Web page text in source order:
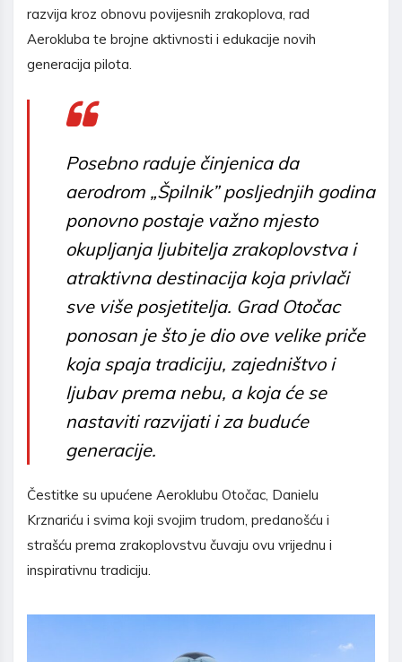
razvija kroz obnovu povijesnih zrakoplova, rad
Aerokluba te brojne aktivnosti i edukacije novih
generacija pilota.
Posebno raduje činjenica da
aerodrom „Špilnik” posljednjih godina
ponovno postaje važno mjesto
okupljanja ljubitelja zrakoplovstva i
atraktivna destinacija koja privlači
sve više posjetitelja. Grad Otočac
ponosan je što je dio ove velike priče
koja spaja tradiciju, zajedništvo i
ljubav prema nebu, a koja će se
nastaviti razvijati i za buduće
generacije.
Čestitke su upućene Aeroklubu Otočac, Danielu
Krznariću i svima koji svojim trudom, predanošću i
strašću prema zrakoplovstvu čuvaju ovu vrijednu i
inspirativnu tradiciju.